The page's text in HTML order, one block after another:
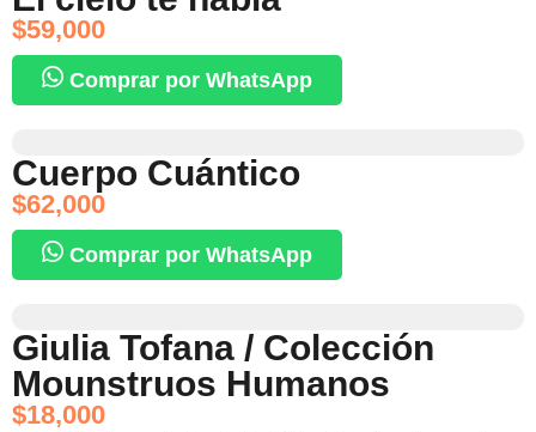
$59,000
Comprar por WhatsApp
Cuerpo Cuántico
$62,000
Comprar por WhatsApp
Giulia Tofana / Colección
Mounstruos Humanos
$18,000